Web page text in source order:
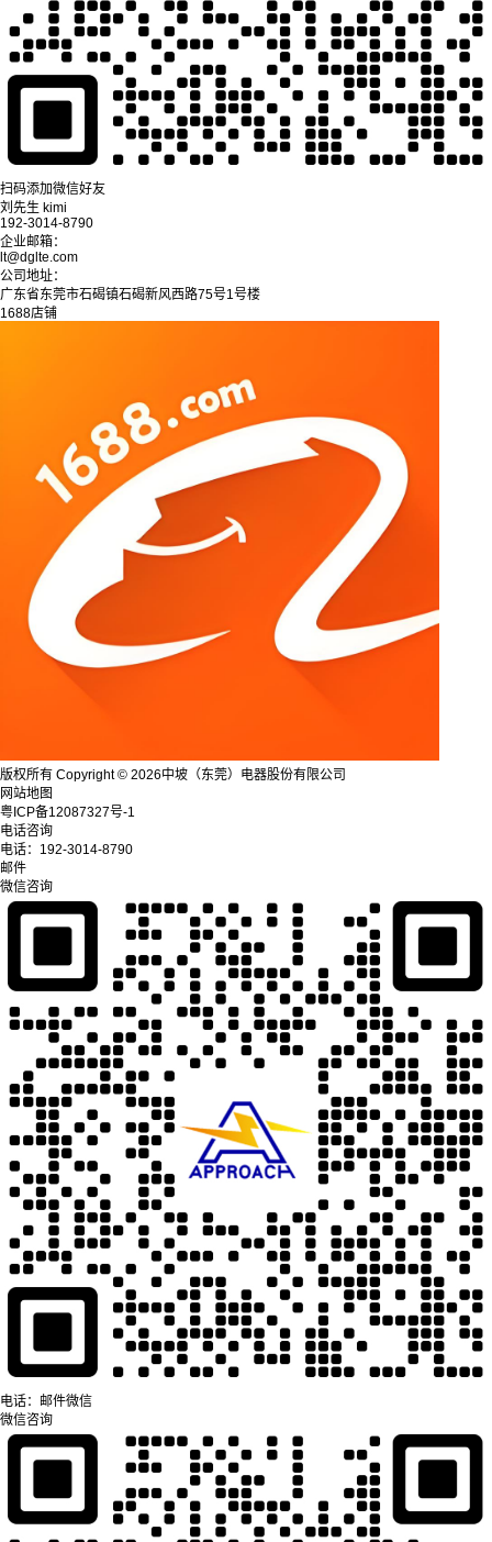
扫码添加微信好友
刘先生 kimi
192-3014-8790
企业邮箱：
lt@dglte.com
公司地址：
广东省东莞市石碣镇石碣新风西路75号1号楼
1688店铺
版权所有 Copyright © 2026中坡（东莞）电器股份有限公司
网站地图
粤ICP备12087327号-1
电话咨询
电话： 192-3014-8790
邮件
微信咨询
电话： 邮件微信
微信咨询